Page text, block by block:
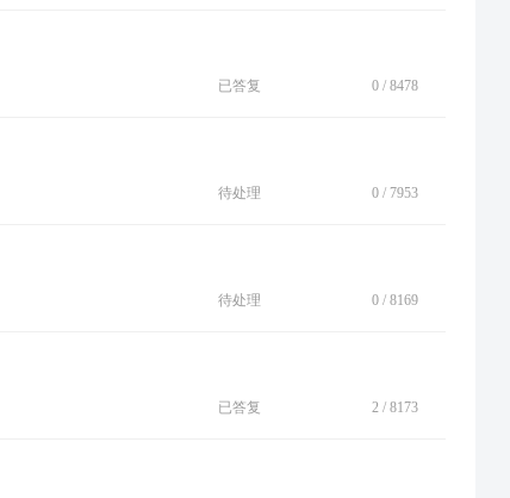
已答复 0 / 8478
待处理 0 / 7953
待处理 0 / 8169
已答复 2 / 8173